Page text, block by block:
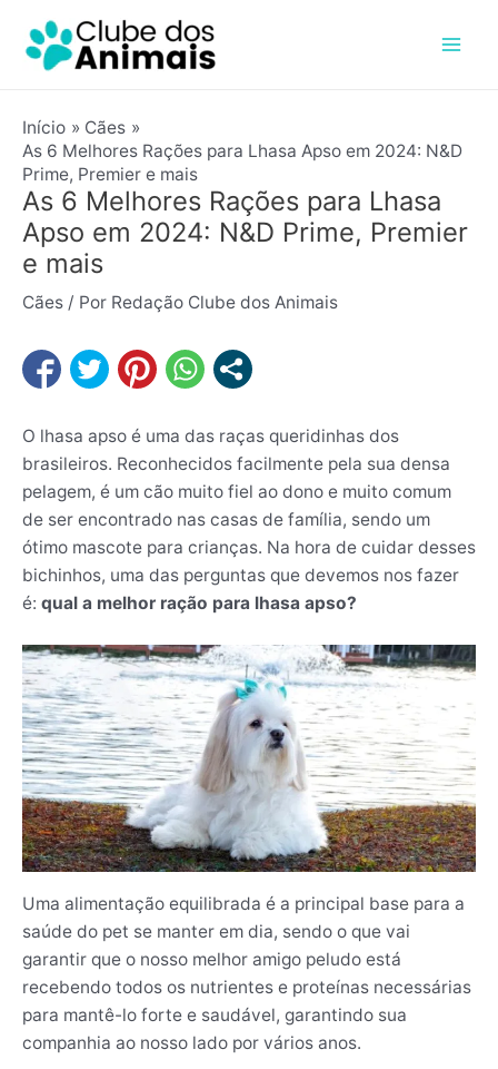
para
Início
Cães
As 6 Melhores Rações para Lhasa Apso em 2024: N&D
Prime, Premier e mais
As 6 Melhores Rações para Lhasa
Apso em 2024: N&D Prime, Premier
e mais
Cães / Por Redação Clube dos Animais
O lhasa apso é uma das raças queridinhas dos
brasileiros. Reconhecidos facilmente pela sua densa
pelagem, é um cão muito fiel ao dono e muito comum
de ser encontrado nas casas de família, sendo um
ótimo mascote para crianças. Na hora de cuidar desses
bichinhos, uma das perguntas que devemos nos fazer
é: qual a melhor ração para lhasa apso?
Uma alimentação equilibrada é a principal base para a
saúde do pet se manter em dia, sendo o que vai
garantir que o nosso melhor amigo peludo está
recebendo todos os nutrientes e proteínas necessárias
para mantê-lo forte e saudável, garantindo sua
companhia ao nosso lado por vários anos.
navigation